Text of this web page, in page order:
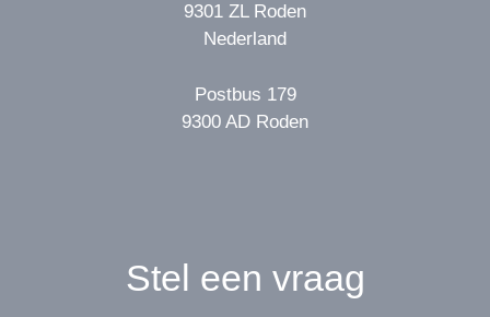
9301 ZL Roden
Nederland
Postbus 179
9300 AD Roden
Stel een vraag